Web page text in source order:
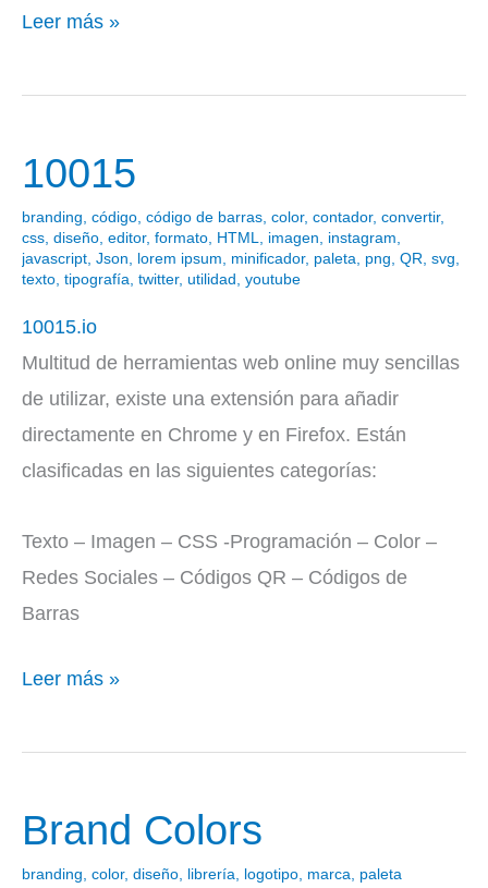
Leer más »
10015
branding, código, código de barras, color, contador, convertir,
css, diseño, editor, formato, HTML, imagen, instagram,
javascript, Json, lorem ipsum, minificador, paleta, png, QR, svg,
texto, tipografía, twitter, utilidad , youtube
10015.io
Multitud de herramientas web online muy sencillas
de utilizar, existe una extensión para añadir
directamente en Chrome y en Firefox. Están
clasificadas en las siguientes categorías:
Texto – Imagen – CSS -Programación – Color –
Redes Sociales – Códigos QR – Códigos de
Barras
10015
Leer más »
Brand Colors
branding, color, diseño, librería, logotipo, marca, paleta
Brand